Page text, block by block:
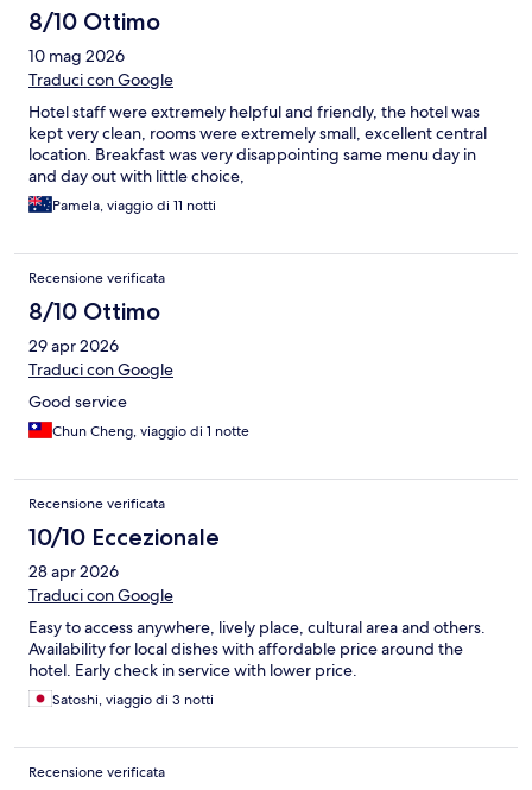
8/10 Ottimo
10 mag 2026
Traduci con Google
Hotel staff were extremely helpful and friendly, the hotel was
kept very clean, rooms were extremely small, excellent central
location. Breakfast was very disappointing same menu day in
and day out with little choice,
Pamela, viaggio di 11 notti
Recensione verificata
8/10 Ottimo
29 apr 2026
Traduci con Google
Good service
Chun Cheng, viaggio di 1 notte
Recensione verificata
10/10 Eccezionale
28 apr 2026
Traduci con Google
Easy to access anywhere, lively place, cultural area and others.
Availability for local dishes with affordable price around the
hotel. Early check in service with lower price.
Satoshi, viaggio di 3 notti
Recensione verificata